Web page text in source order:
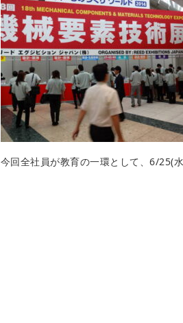
今回全社員が教育の一環として、6/25(